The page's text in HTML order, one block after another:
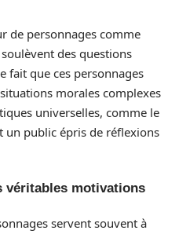
de personnages comme
des questions
fait que ces personnages
morales complexes
universelles, comme le
un public épris de réflexions
véritables motivations
servent souvent à